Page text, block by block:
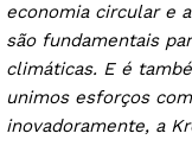
economia circular e
são fundamentais
climáticas. E é
unimos esforços
inovadoramente, a